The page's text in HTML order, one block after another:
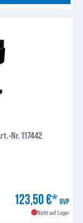
Nr. 117442
123,50 €* UVP
Nicht auf Lager